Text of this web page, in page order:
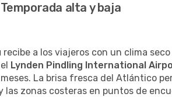
alta y baja
recibe a los viajeros con un clima
Lynden Pindling International
La brisa fresca del Atlántico
zonas costeras en puntos de